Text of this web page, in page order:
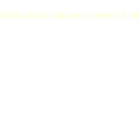
Children of user:0,